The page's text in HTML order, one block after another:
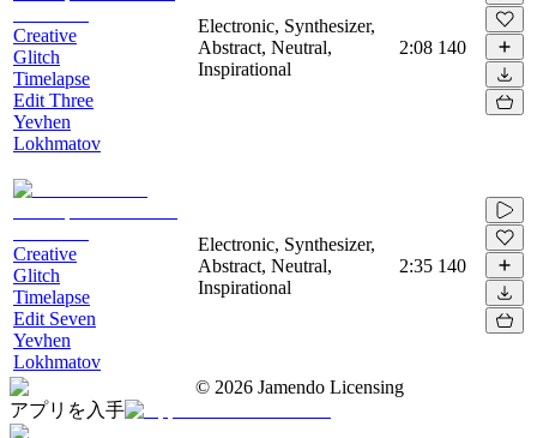
Creative
Glitch
Timelapse
Edit Three
Yevhen
Lokhmatov
Electronic, Synthesizer,
Abstract, Neutral,
Inspirational
2:08 140
Creative
Glitch
Timelapse
Edit Seven
Yevhen
Lokhmatov
Electronic, Synthesizer,
Abstract, Neutral,
Inspirational
2:35 140
© 2026 Jamendo Licensing
アプリを入手